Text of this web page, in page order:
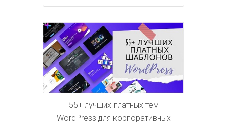
55+ лучших платных тем
WordPress для корпоративных